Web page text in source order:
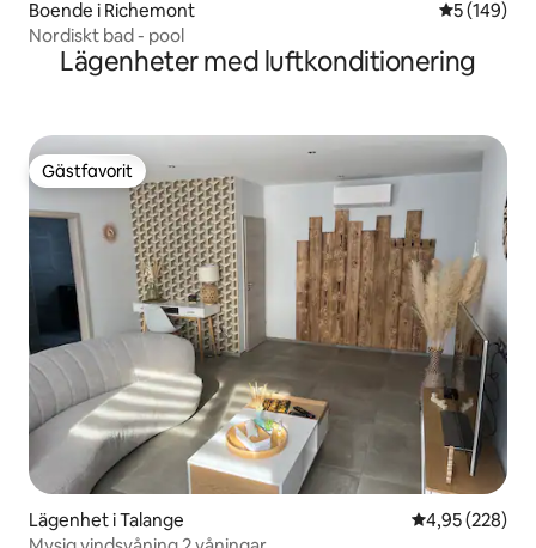
Boende i Richemont 5 av 5 i
5 (149)
Nordiskt bad - pool
Lägenheter med luftkonditionering
Gästfavorit
Gästfavorit
Lägenhet i Talange 4,95 av 5 i
4,95 (228)